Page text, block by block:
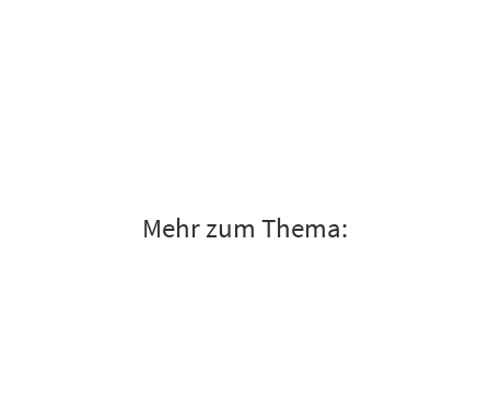
Mehr zum Thema: